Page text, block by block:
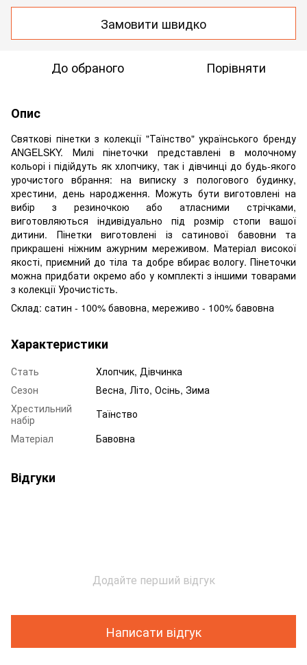
Замовити швидко
До обраного Порівняти
Опис
Святкові пінетки з колекції "Таїнство" українського бренду
ANGELSKY. Милі пінеточки представлені в молочному
кольорі і підійдуть як хлопчику, так і дівчинці до будь-якого
урочистого вбрання: на виписку з пологового будинку,
хрестини, день народження. Можуть бути виготовлені на
вибір з резиночкою або атласними стрічками,
виготовляються індивідуально під розмір стопи вашої
дитини. Пінетки виготовлені із сатинової бавовни та
прикрашені ніжним ажурним мереживом. Матеріал високої
якості, приємний до тіла та добре вбирає вологу. Пінеточки
можна придбати окремо або у комплекті з іншими товарами
з колекції Урочистість.
Склад: сатин - 100% бавовна, мереживо - 100% бавовна
Характеристики
Стать
Хлопчик, Дівчинка
Сезон
Весна, Літо, Осінь, Зима
Хрестильний
набір
Таїнство
Матеріал
Бавовна
Відгуки
Додайте перший відгук
Написати відгук